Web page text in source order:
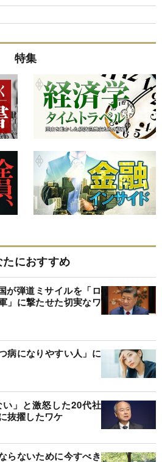
特集
たにおすすめ
が弾道ミサイルを「ロ
」に撃たせた切実なワ
病になりやすい人」に
」と激怒した20代社
抜擢したワケ
らないために今すべき